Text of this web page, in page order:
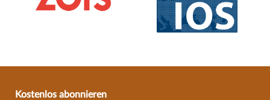
Kostenlos abonnieren